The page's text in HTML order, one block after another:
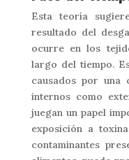
Esta teoría
resultado del
ocurre en los
largo del tiempo.
causados por una
internos como
juegan un papel
exposición a
contaminantes